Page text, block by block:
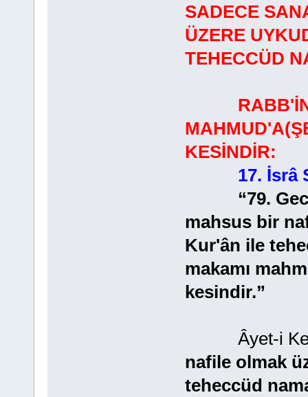
SADECE
ÜZERE
TEHECCÜD
RABB'İNİN
KESİNDİR:
17. İsrâ
“79.
mahsus bir
Kur'ân ile
makamı
kesindir.”
Âyet-i
nafile olmak
teheccüd